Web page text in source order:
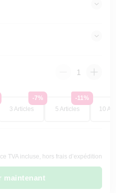
-7%
3 Articles
-11%
5 Articles
10
TVA incluse, hors frais d’expédition
maintenant